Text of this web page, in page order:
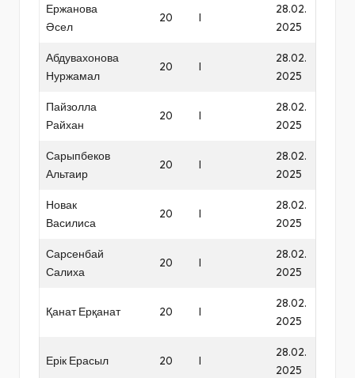
Ержанова
Әсел
20 I
28.02.
2025
Абдувахонова
Нуржамал
20 I
28.02.
2025
Пайзолла
Райхан
20 I
28.02.
2025
Сарыпбеков
Альтаир
20 I
28.02.
2025
Новак
Василиса
20 I
28.02.
2025
Сарсенбай
Салиха
20 I
28.02.
2025
Қанат Ерқанат 20 I
28.02.
2025
Ерік Ерасыл 20 I
28.02.
2025